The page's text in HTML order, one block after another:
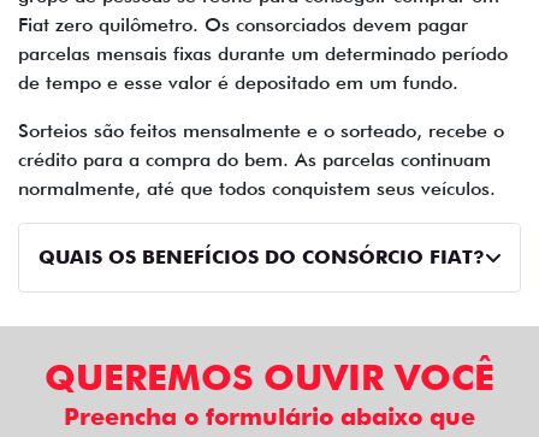
Fiat zero quilômetro. Os consorciados devem pagar
parcelas mensais fixas durante um determinado período
de tempo e esse valor é depositado em um fundo.
Sorteios são feitos mensalmente e o sorteado, recebe o
crédito para a compra do bem. As parcelas continuam
normalmente, até que todos conquistem seus veículos.
QUAIS OS BENEFÍCIOS DO CONSÓRCIO FIAT?
QUEREMOS OUVIR VOCÊ
Preencha o formulário abaixo que